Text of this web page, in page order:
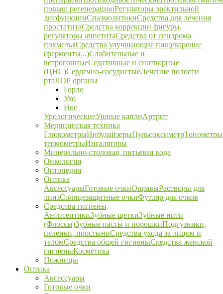
повыш регенерациюРегуляторы эректильной
дисфункцииСпазмолитикиСредства для лечения
простатитаСредства коррекции фигуры,
регуляторы аппетитаСредства от синдрома
похмельяСредства улучшающие пищеварение
(ферменты...)Слабительные и
ветрогонныеСедативные и снотворные
(ЦНС)Сердечно-сосудистыеЛечение полости
ртаЛОР органы
Горло
Ухо
Нос
УрологическиеУшные каплиАртрит
Медицинская техника
ГлюкометрыНибулайзерыПульсоксиметрТонометры
термометрыИнгаляторы
Минерально-столовая, питьевая вода
Онкология
Ортопедия
Оптика
АксессуарыГотовые очкиОправыРастворы для
линзСолнцезащитные очкиФутляр для очков
Средства гигиены
АнтисептикиЗубные щеткиЗубные нити
(Флоссы)Зубные пасты и порошкиПодгузники,
пеленки, простыниСредства ухода за лицом и
теломСредства общей гигиеныСредства женской
гигиеныКосметика
Ножницы
Оптика
Аксессуары
Готовые очки